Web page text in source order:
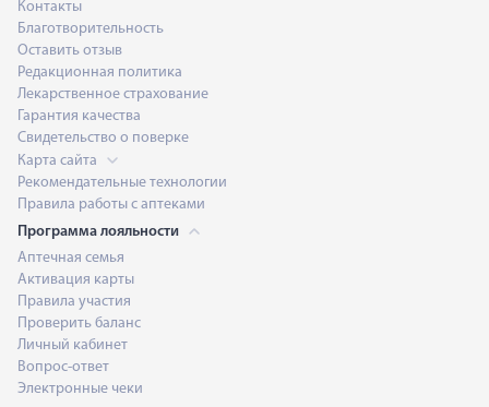
Контакты
Благотворительность
Оставить отзыв
Редакционная политика
Лекарственное страхование
Гарантия качества
Свидетельство о поверке
Карта сайта
Рекомендательные технологии
Правила работы с аптеками
Программа лояльности
Аптечная семья
Активация карты
Правила участия
Проверить баланс
Личный кабинет
Вопрос-ответ
Электронные чеки